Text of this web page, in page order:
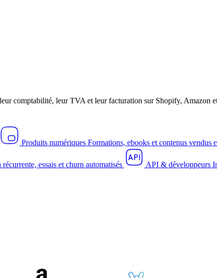
comptabilité, leur TVA et leur facturation sur Shopify, Amazon
Produits numériques Formations, ebooks et contenus vendus
essais et churn automatisés API & développeurs